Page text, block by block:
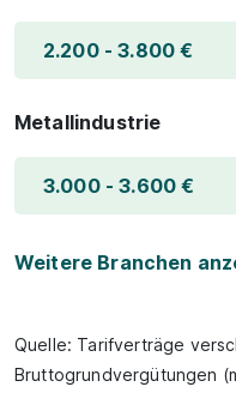
2.200 - 3.800 €
Metallindustrie
3.000 - 3.600 €
Weitere Branchen
Quelle: Tarifverträge
Bruttogrundvergütungen